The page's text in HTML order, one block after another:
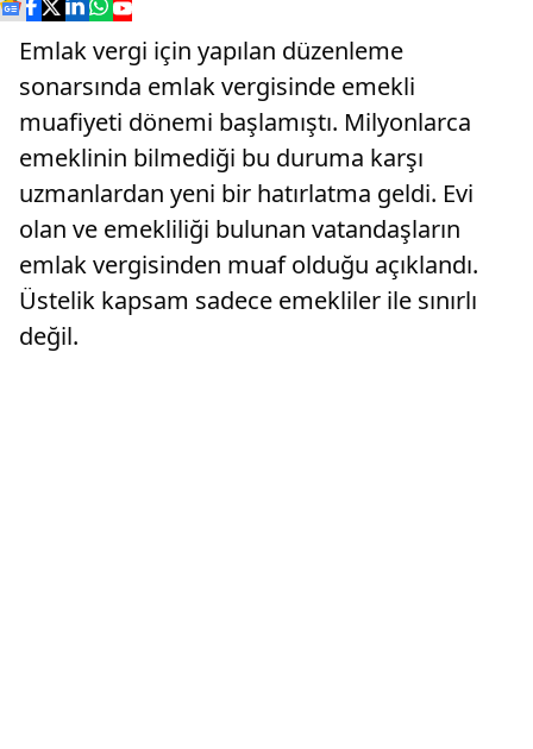
Emlak vergi için yapılan düzenleme
sonarsında emlak vergisinde emekli
muafiyeti dönemi başlamıştı. Milyonlarca
emeklinin bilmediği bu duruma karşı
uzmanlardan yeni bir hatırlatma geldi. Evi
olan ve emekliliği bulunan vatandaşların
emlak vergisinden muaf olduğu açıklandı.
Üstelik kapsam sadece emekliler ile sınırlı
değil.